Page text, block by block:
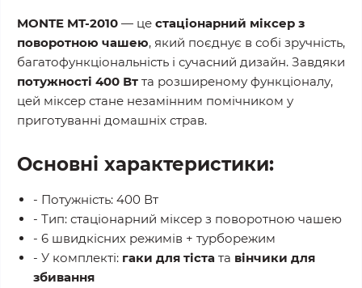
MONTE MT-2010 — це стаціонарний міксер з
поворотною чашею, який поєднує в собі зручність,
багатофункціональність і сучасний дизайн. Завдяки
потужності 400 Вт та розширеному функціоналу,
цей міксер стане незамінним помічником у
приготуванні домашніх страв.
Основні характеристики:
- Потужність: 400 Вт
- Тип: стаціонарний міксер з поворотною чашею
- 6 швидкісних режимів + турборежим
- У комплекті: гаки для тіста та вінчики для
збивання